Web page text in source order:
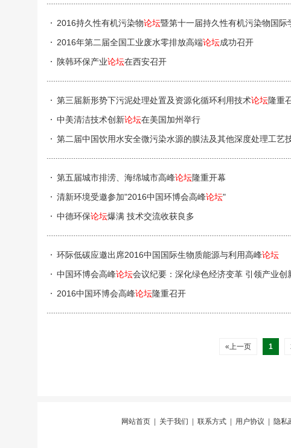
2016持久性有机污染物论坛暨第十一届持久性有机污染物国际
2016年第二届全国工业废水零排放高端论坛成功召开
陕韩环保产业论坛在西安召开
第三届新形势下污泥处理处置及资源化循环利用技术论坛隆重
中美清洁技术创新论坛在美国加州举行
第二届中国饮用水安全微污染水源的膜法及其他深度处理工艺
第五届城市排涝、海绵城市高峰论坛隆重开幕
清新环境受邀参加"2016中国环博会高峰论坛"
中德环保论坛爆满 技术交流收获良多
环际低碳应邀出席2016中国国际生物质能源与利用高峰论坛
中国环博会高峰论坛会议纪要：深化绿色经济变革 引领产业创
2016中国环博会高峰论坛隆重召开
«上一页 1
网站首页| 关于我们 联系方式| 用户协议 隐私